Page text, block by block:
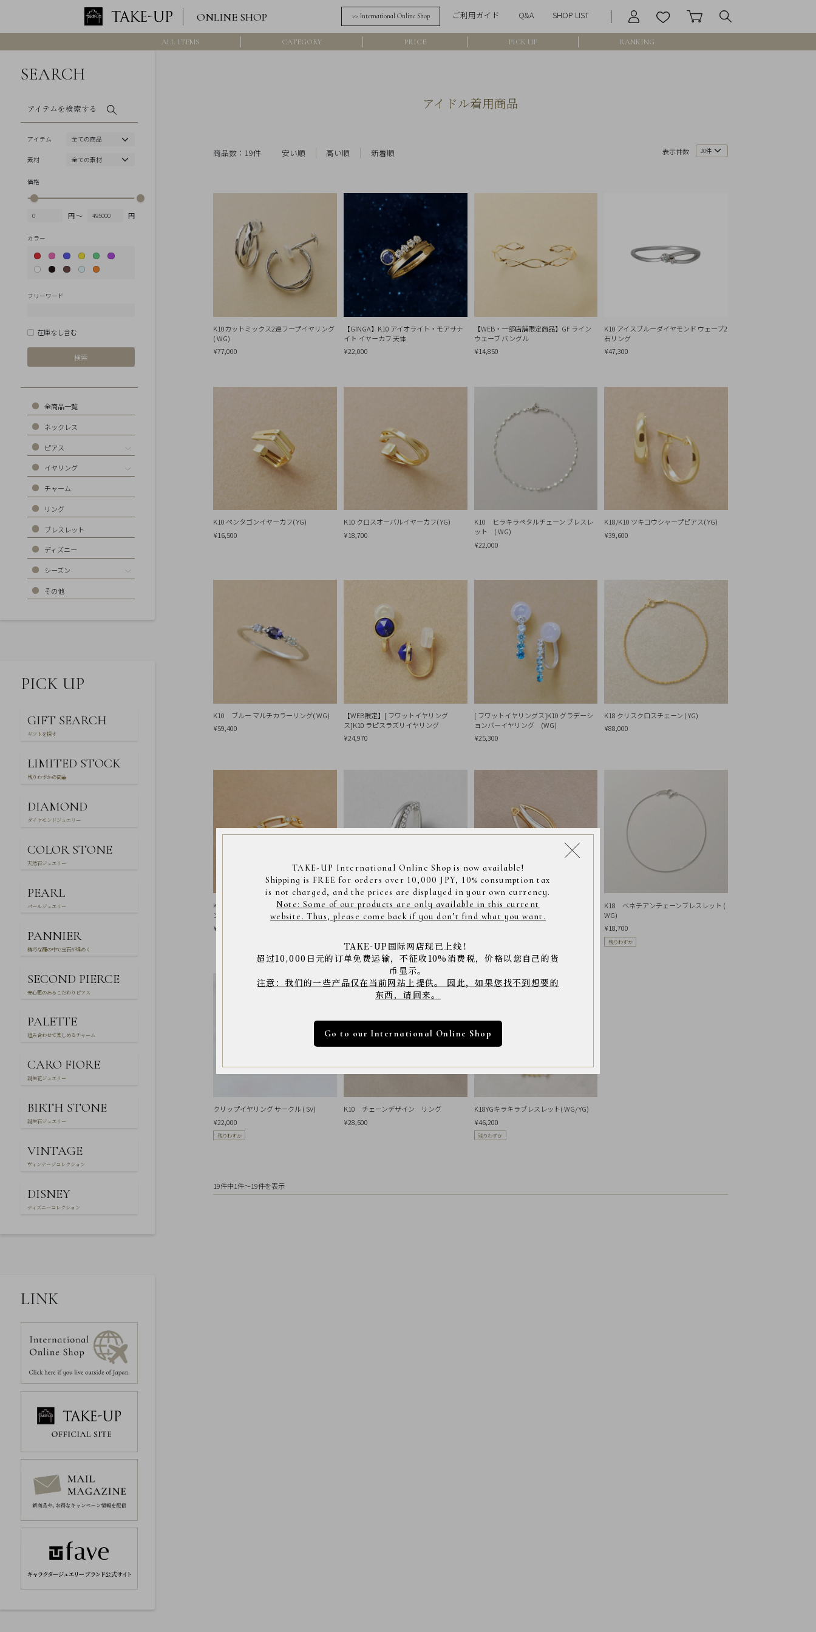
ONLINE SHOP >> International Online Shop ご利用ガイド Q&A SHOP LIST
ALL ITEMS CATEGORY PRICE PICK UP RANKING
アイドル着用商品
商品数：19件 安い順 高い順 新着順 表示件数
K10カットミックス2連フープイヤリング
( WG)
¥77,000
【GINGA】K10 アイオライト・モアサナ
イト イヤーカフ 天体
¥22,000
【WEB・一部店舗限定商品】GF ライン
ウェーブ バングル
¥14,850
K10 アイスブルーダイヤモンド ウェーブ2
石リング
¥47,300
K10 ペンタゴンイヤーカフ( YG)
¥16,500
K10 クロスオーバルイヤーカフ( YG)
¥18,700
K10 ヒラキラペタルチェーン ブレスレ
ット ( WG)
¥22,000
K18/K10 ツキコウシャープピアス( YG)
¥39,600
K10 ブルー マルチカラーリング( WG)
¥59,400
【WEB限定】[ フワットイヤリング
ス]K10 ラピスラズリイヤリング
¥24,970
[ フワットイヤリングス]K10 グラデーシ
ョンバーイヤリング (WG)
¥25,300
K18 クリスクロスチェーン ( YG)
¥88,000
K10 チェーンダイヤモンド ピンキーリ
ング( YG)
¥59,400
SV クリップイヤリング 2連ワイドフープ
×ミルグレイン
K10 バイカラーイヤーカフ( WG/YG)
¥24,970
K18 ベネチアンチェーンブレスレット (
WG)
¥18,700
残りわずか
クリップイヤリング サークル ( SV)
¥22,000
残りわずか
K10 チェーンデザイン リング
¥28,600
K18YGキラキラブレスレット( WG/ YG)
¥46,200
残りわずか
19件中1件～19件を表示
SEARCH
アイテムを検索する
アイテム
素材
価格
円 ～ 円
カラー
フリーワード
在庫なし含む
全商品一覧
ネックレス
ピアス
イヤリング
チャーム
リング
ブレスレット
ディズニー
シーズン
その他
PICK UP
GIFT SEARCH
ギフトを探す
LIMITED STOCK
残りわずかの商品
DIAMOND
ダイヤモンドジュエリー
COLOR STONE
天然石ジュエリー
PEARL
パールジュエリー
PANNIER
精巧な籠の中で宝石が煌めく
SECOND PIERCE
安心感のあるこだわりピアス
PALETTE
組み合わせて楽しめるチャーム
CARO FIORE
誕生花ジュエリー
BIRTH STONE
誕生石ジュエリー
VINTAGE
ヴィンテージコレクション
DISNEY
ディズニーコレクション
LINK
詳細検索
アイテム
グ
ン
/
員
International
Pierced
Earrings
Disney
up
ー
ジ
お
気
入
り
ア
イ
ッ
ク
品
ご
利
用
ド
Q&A
LIST
社
概
要
イ
バ
ポ
シ
定
商
法
く
表
示
TAKE-UP International Online Shop is now available!
Shipping is FREE for orders over 10,000 JPY, 10% consumption tax
is not charged, and the prices are displayed in your own currency.
Note: Some of our products are only available in this current
website. Thus, please come back if you don’t find what you want.
TAKE-UP国际网店现已上线！
超过10,000日元的订单免费运输，不征收10%消费税，价格以您自己的货
币显示。
注意：我们的一些产品仅在当前网站上提供。 因此，如果您找不到想要的
东西，请回来。
Go to our International Online Shop